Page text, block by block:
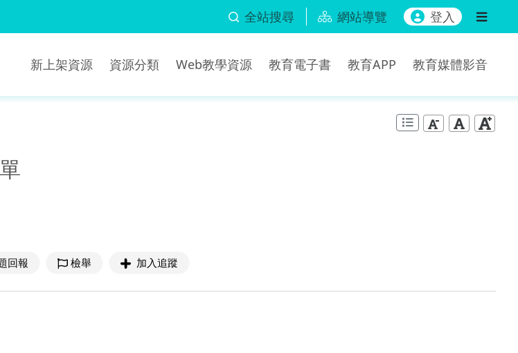
全站搜尋 網站導覽 登入
新上架資源 資源分類 Web教學資源 教育電子書 教育APP 教育媒體影音
回報 檢舉 加入追蹤